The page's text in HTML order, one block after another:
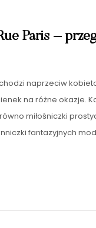
Paris –
naprzeciw
na różne okazje.
miłośniczki
fantazyjnych